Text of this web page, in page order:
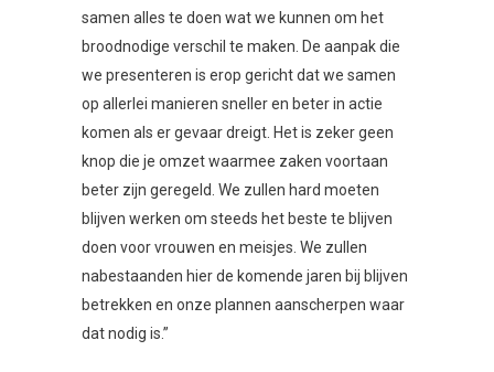
samen alles te doen wat we kunnen om het
broodnodige verschil te maken. De aanpak die
we presenteren is erop gericht dat we samen
op allerlei manieren sneller en beter in actie
komen als er gevaar dreigt. Het is zeker geen
knop die je omzet waarmee zaken voortaan
beter zijn geregeld. We zullen hard moeten
blijven werken om steeds het beste te blijven
doen voor vrouwen en meisjes. We zullen
nabestaanden hier de komende jaren bij blijven
betrekken en onze plannen aanscherpen waar
dat nodig is.”